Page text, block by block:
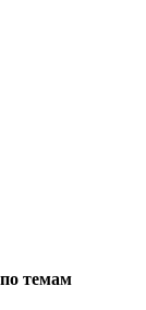
по темам